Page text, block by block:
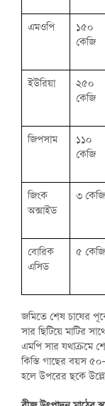
এমওপি
১৫০
কেজি
ইউরিয়া
২৫০
কেজি
জিপসাম
১১০
কেজি
জিংক
অক্সাইড
৩ কেজি
বোরিক
এসিড
৫ কেজি
জমিতে শেষ চাষের
সার ছিটিয়ে মাটির
এমপি সার যথাক্রমে
কিস্তি গাছের বয়স
হলে উপরের ছকে